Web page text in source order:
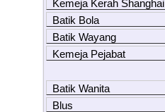
Kemeja Kerah Shanghai
Batik Bola
Batik Wayang
Kemeja Pejabat
Batik Wanita
Blus